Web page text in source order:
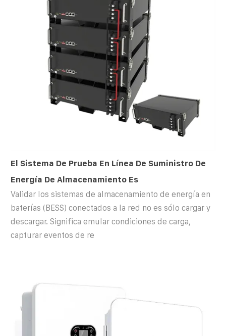
El Sistema De Prueba En Línea De Suministro De
Energía De Almacenamiento Es
Validar los sistemas de almacenamiento de energía en
baterías (BESS) conectados a la red no es sólo cargar y
descargar. Significa emular condiciones de carga,
capturar eventos de re